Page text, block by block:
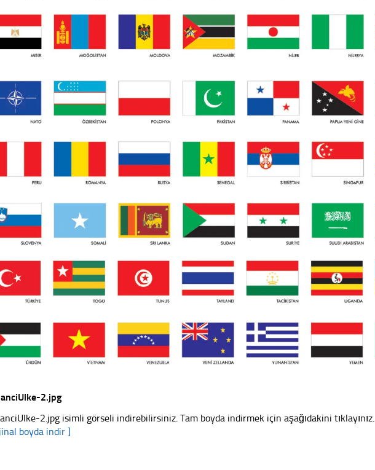
2.jpg
2.jpg isimli görseli indirebilirsiniz. Tam boyda indirmek için aşağıdakini tıklayınız.
boyda indir ]